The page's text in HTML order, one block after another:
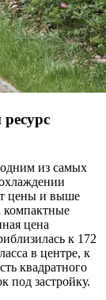
из самых
цены и выше
компактные
цена
к 172
в центре, к
квадратного
под застройку.